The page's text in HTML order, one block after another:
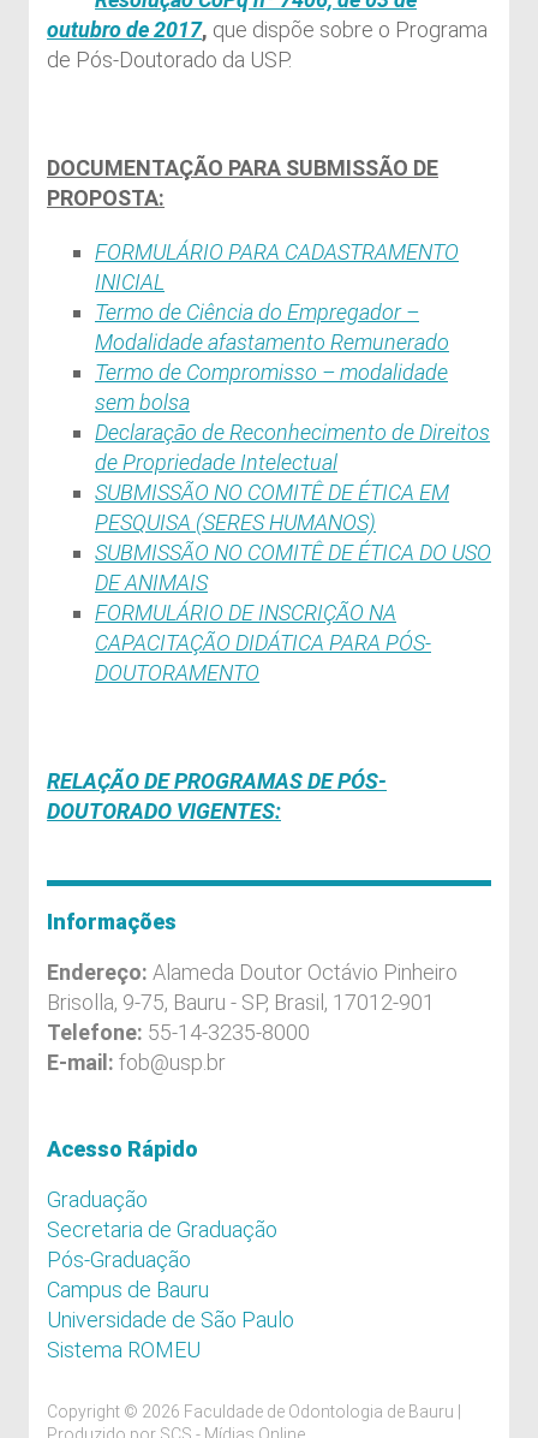
outubro de 2017, que dispõe sobre o Programa
de Pós-Doutorado da USP.
DOCUMENTAÇÃO PARA SUBMISSÃO DE
PROPOSTA:
FORMULÁRIO PARA CADASTRAMENTO
INICIAL
Termo de Ciência do Empregador –
Modalidade afastamento Remunerado
Termo de Compromisso – modalidade
sem bolsa
Declaração de Reconhecimento de Direitos
de Propriedade Intelectual
SUBMISSÃO NO COMITÊ DE ÉTICA EM
PESQUISA (SERES HUMANOS)
SUBMISSÃO NO COMITÊ DE ÉTICA DO USO
DE ANIMAIS
FORMULÁRIO DE INSCRIÇÃO NA
CAPACITAÇÃO DIDÁTICA PARA PÓS-
DOUTORAMENTO
RELAÇÃO DE PROGRAMAS DE PÓS-
DOUTORADO VIGENTES:
Informações
Endereço: Alameda Doutor Octávio Pinheiro
Brisolla, 9-75, Bauru - SP, Brasil, 17012-901
Telefone: 55-14-3235-8000
E-mail: fob@usp.br
Acesso Rápido
Graduação
Secretaria de Graduação
Pós-Graduação
Campus de Bauru
Universidade de São Paulo
Sistema ROMEU
Copyright © 2026 Faculdade de Odontologia de Bauru |
Produzido por SCS - Mídias Online